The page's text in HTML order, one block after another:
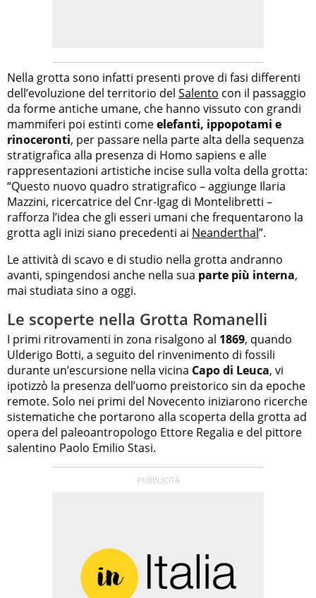
Nella grotta sono infatti presenti prove di fasi differenti
dell’evoluzione del territorio del Salento con il passaggio
da forme antiche umane, che hanno vissuto con grandi
mammiferi poi estinti comeelefanti, ippopotami e
rinoceronti, per passare nella parte alta della sequenza
stratigrafica alla presenza di Homo sapiens e alle
rappresentazioni artistiche incise sulla volta della grotta:
“Questo nuovo quadro stratigrafico – aggiunge Ilaria
Mazzini, ricercatrice del Cnr-Igag di Montelibretti –
rafforza l’idea che gli esseri umani che frequentarono la
grotta agli inizi siano precedenti ai Neanderthal”.
Le attività di scavo e di studio nella grotta andranno
avanti, spingendosi anche nella sua parte più interna,
mai studiata sino a oggi.
Le scoperte nella Grotta Romanelli
I primi ritrovamenti in zona risalgono al 1869, quando
Ulderigo Botti, a seguito del rinvenimento di fossili
durante un’escursione nella vicina Capo di Leuca, vi
ipotizzò la presenza dell’uomo preistorico sin da epoche
remote. Solo nei primi del Novecento iniziarono ricerche
sistematiche che portarono alla scoperta della grotta ad
opera del paleoantropologo Ettore Regalia e del pittore
salentino Paolo Emilio Stasi.